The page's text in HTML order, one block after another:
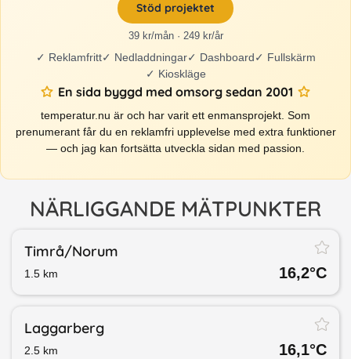
Stöd projektet
39 kr/mån · 249 kr/år
✓ Reklamfritt✓ Nedladdningar✓ Dashboard✓ Fullskärm
✓ Kioskläge
En sida byggd med omsorg sedan 2001
temperatur.nu är och har varit ett enmansprojekt. Som
prenumerant får du en reklamfri upplevelse med extra funktioner
— och jag kan fortsätta utveckla sidan med passion.
NÄRLIGGANDE MÄTPUNKTER
Timrå/​Norum
1.5 km 16,2°C
Laggarberg
2.5 km 16,1°C